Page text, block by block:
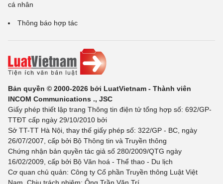
cá nhân
Thông báo hợp tác
Bản quyền © 2000-2026 bởi LuatVietnam - Thành viên
INCOM Communications ., JSC
Giấy phép thiết lập trang Thông tin điện tử tổng hợp số: 692/GP-
TTĐT cấp ngày 29/10/2010 bởi
Sở TT-TT Hà Nội, thay thế giấy phép số: 322/GP - BC, ngày
26/07/2007, cấp bởi Bộ Thông tin và Truyền thông
Chứng nhận bản quyền tác giả số 280/2009/QTG ngày
16/02/2009, cấp bởi Bộ Văn hoá - Thể thao - Du lịch
Cơ quan chủ quản: Công ty Cổ phần Truyền thông Luật Việt